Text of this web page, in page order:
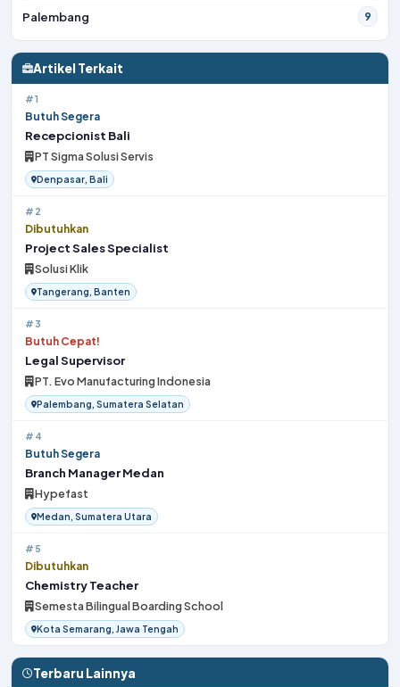
Palembang 9
Artikel Terkait
#1
Butuh Segera
Recepcionist Bali
PT Sigma Solusi Servis
Denpasar, Bali
#2
Dibutuhkan
Project Sales Specialist
Solusi Klik
Tangerang, Banten
#3
Butuh Cepat!
Legal Supervisor
PT. Evo Manufacturing Indonesia
Palembang, Sumatera Selatan
#4
Butuh Segera
Branch Manager Medan
Hypefast
Medan, Sumatera Utara
#5
Dibutuhkan
Chemistry Teacher
Semesta Bilingual Boarding School
Kota Semarang, Jawa Tengah
Terbaru Lainnya